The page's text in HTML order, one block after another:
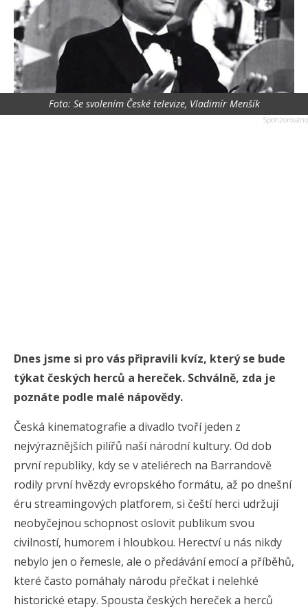
Foto: Se svolením České televize, Vladimír Menšík
Dnes jsme si pro vás připravili kvíz, který se bude
týkat českých herců a hereček. Schválně, zda je
poznáte podle malé nápovědy.
Česká kinematografie a divadlo tvoří jeden z
nejvýraznějších pilířů naší národní kultury. Od dob
první republiky, kdy se v ateliérech na Barrandově
rodily první hvězdy evropského formátu, až po dnešní
éru streamingových platforem, si čeští herci udržují
neobyčejnou schopnost oslovit publikum svou
civilností, humorem i hloubkou. Herectví u nás nikdy
nebylo jen o řemesle, ale o předávání emocí a příběhů,
které často pomáhaly národu přečkat i nelehké
historické etapy. Spousta českých hereček a herců